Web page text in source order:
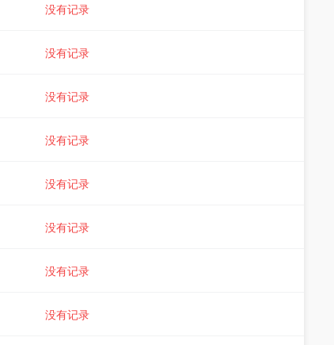
没有记录
没有记录
没有记录
没有记录
没有记录
没有记录
没有记录
没有记录